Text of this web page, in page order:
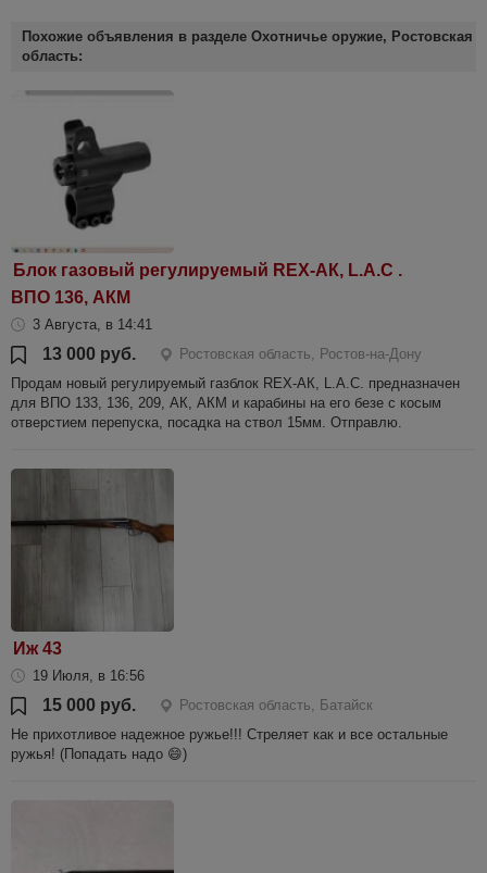
Похожие объявления в разделе Охотничье оружие, Ростовская
область:
Блок газовый регулируемый REX-АК, L.A.C .
ВПО 136, АКМ
3 Августа, в 14:41
13 000 руб.
Ростовская область, Ростов-на-Дону
Продам новый регулируемый газблок REX-АК, L.A.C. предназначен
для ВПО 133, 136, 209, АК, АКМ и карабины на его безе с косым
отверстием перепуска, посадка на ствол 15мм. Отправлю.
Иж 43
19 Июля, в 16:56
15 000 руб.
Ростовская область, Батайск
Не прихотливое надежное ружье!!! Стреляет как и все остальные
ружья! (Попадать надо 😄)